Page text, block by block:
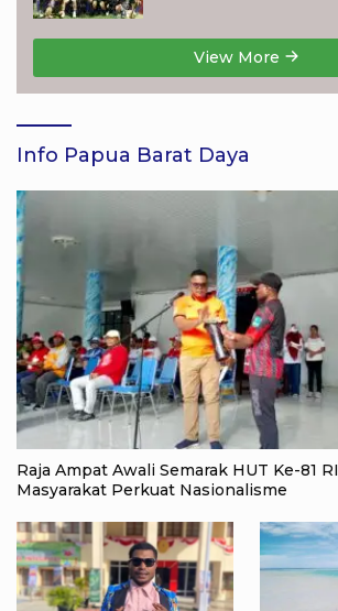
View More
Info Papua Barat Daya
Raja Ampat Awali Semarak HUT Ke-81
Masyarakat Perkuat Nasionalisme